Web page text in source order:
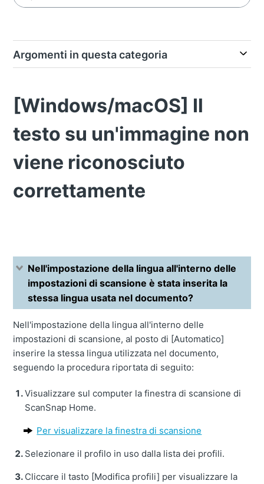
Argomenti in questa categoria
[Windows/macOS] Il
testo su un'immagine non
viene riconosciuto
correttamente
Nell'impostazione della lingua all'interno delle
impostazioni di scansione è stata inserita la
stessa lingua usata nel documento?
Nell'impostazione della lingua all'interno delle
impostazioni di scansione, al posto di [Automatico]
inserire la stessa lingua utilizzata nel documento,
seguendo la procedura riportata di seguito:
Visualizzare sul computer la finestra di scansione di
ScanSnap Home.
Per visualizzare la finestra di scansione
Selezionare il profilo in uso dalla lista dei profili.
Cliccare il tasto [Modifica profili] per visualizzare la